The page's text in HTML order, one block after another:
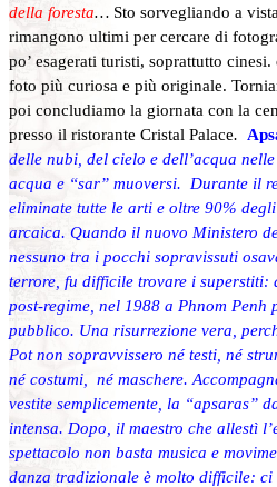
della foresta… Sto sorvegliando a
rimangono ultimi per cercare di
po’ esagerati turisti, soprattutto
foto più curiosa e più originale.
poi concludiamo la giornata con la
presso il ristorante Cristal Palace.
delle nubi, del cielo e dell’acqua
acqua e “sar” muoversi. Durante il
eliminate tutte le arti e oltre 90%
arcaica. Quando il nuovo Ministero
nessuno tra i pocchi sopravissuti
terrore, fu difficile trovare i superstiti:
post-regime, nel 1988 a Phnom
pubblico. Una risurrezione vera,
Pot non sopravvissero né testi, né
né costumi, né maschere.
vestite semplicemente, la “apsaras”
intensa. Dopo, il maestro che allestì
spettacolo non basta musica e
danza tradizionale è molto difficile: